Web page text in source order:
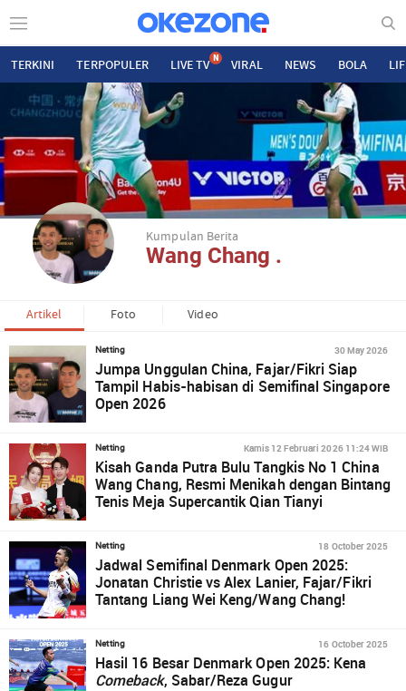
TERKINI TERPOPULER LIVE TV N VIRAL NEWS BOLA
Kumpulan Berita
Wang Chang .
Artikel Foto Video
Netting 30 May 2026
Jumpa Unggulan China, Fajar/Fikri Siap
Tampil Habis-habisan di Semifinal Singapore
Open 2026
Netting Kamis 12 Februari 2026 11:24 WIB
Kisah Ganda Putra Bulu Tangkis No 1 China
Wang Chang, Resmi Menikah dengan Bintang
Tenis Meja Supercantik Qian Tianyi
Netting 18 October 2025
Jadwal Semifinal Denmark Open 2025:
Jonatan Christie vs Alex Lanier, Fajar/Fikri
Tantang Liang Wei Keng/Wang Chang!
Netting 16 October 2025
Hasil 16 Besar Denmark Open 2025: Kena
Comeback, Sabar/Reza Gugur